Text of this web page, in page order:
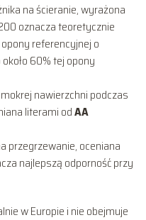
na ścieranie, wyrażona
oznacza teoretycznie
referencyjnej o
60% tej opony
nawierzchni podczas
literami odAA
przegrzewanie, oceniana
najlepszą odporność przy
w Europie i nie obejmuje